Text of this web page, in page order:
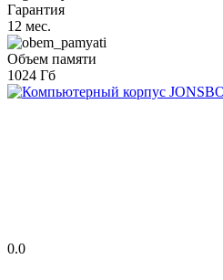
Гарантия
12 мес.
Объем памяти
1024 Гб
0.0